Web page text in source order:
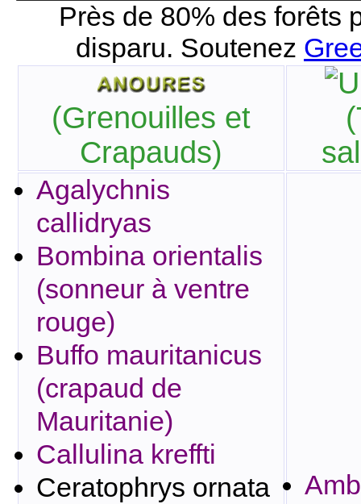
Près de 80% des forêts
disparu. Soutenez
(Grenouilles et
Crapauds)
Agalychnis
callidryas
Bombina orientalis
(sonneur à ventre
rouge)
Buffo mauritanicus
(crapaud de
Mauritanie)
Callulina kreffti
Ceratophrys ornata